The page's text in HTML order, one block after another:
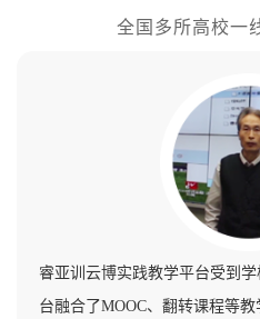
全国多所高校一
睿亚训云博实践教学平台受到
台融合了MOOC、翻转课程等